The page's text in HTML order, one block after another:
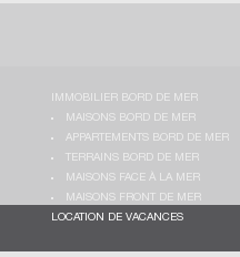
IMMOBILIER BORD DE MER
MAISONS BORD DE MER
APPARTEMENTS BORD DE MER
TERRAINS BORD DE MER
MAISONS FACE À LA MER
MAISONS FRONT DE MER
LOCATION DE VACANCES